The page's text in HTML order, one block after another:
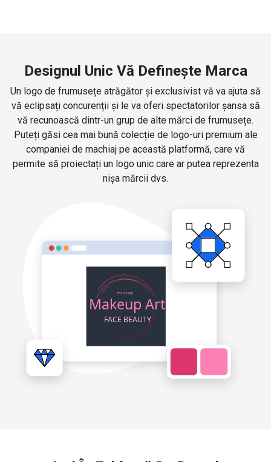
Designul Unic Vă Definește Marca
Un logo de frumusețe atrăgător și exclusivist vă va ajuta să
vă eclipsați concurenții și le va oferi spectatorilor șansa să
vă recunoască dintr-un grup de alte mărci de frumusețe.
Puteți găsi cea mai bună colecție de logo-uri premium ale
companiei de machiaj pe această platformă, care vă
permite să proiectați un logo unic care ar putea reprezenta
nișa mărcii dvs.